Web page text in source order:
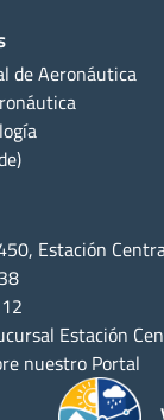
de Aeronáutica
Estación
Estación
nuestro Portal